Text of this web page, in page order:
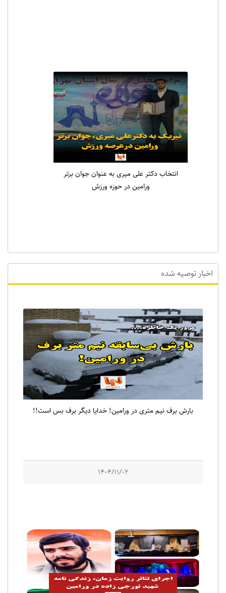
انتخاب دکتر علی میری به عنوان جوان برتر
ورامین در حوزه ورزش
اخبار توصیه شده
بارش برف نیم متری در ورامین! خدایا دیگر برف بس است!!
1404/11/02